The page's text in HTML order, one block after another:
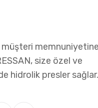
müşteri memnuniyetine
size özel ve
hidrolik presler sağlar.